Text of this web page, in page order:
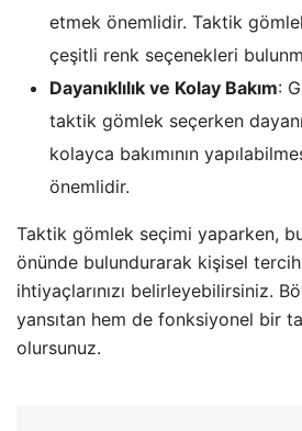
etmek önemlidir. Taktik
çeşitli renk seçenekleri
Dayanıklılık ve Kolay Bakım:
taktik gömlek seçerken
kolayca bakımının
önemlidir.
Taktik gömlek seçimi yaparken,
önünde bulundurarak kişisel
ihtiyaçlarınızı belirleyebilirsiniz.
yansıtan hem de fonksiyonel bir
olursunuz.